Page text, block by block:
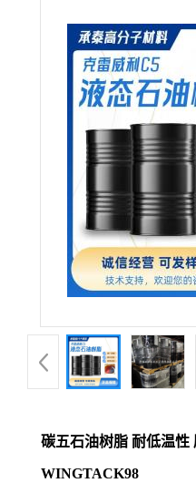
碳五石油树脂 耐低温性
WINGTACK98